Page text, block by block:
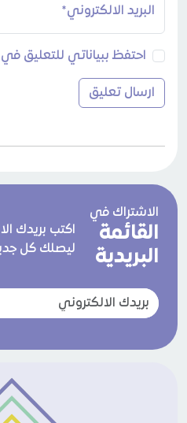
البريد الالكتروني*
احتفظ ببياناتي للتعليق في
الاشتراك في
القائمة
البريدية
اكتب بريدك
ليصلك كل